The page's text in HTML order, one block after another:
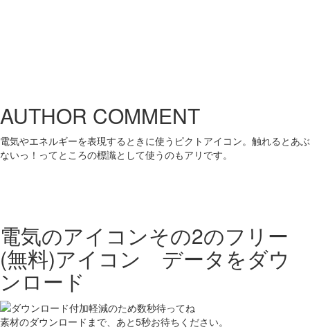
AUTHOR COMMENT
電気やエネルギーを表現するときに使うピクトアイコン。触れるとあぶ
ないっ！ってところの標識として使うのもアリです。
電気のアイコンその2のフリー
(無料)アイコン データをダウ
ンロード
素材のダウンロードまで、あと5秒お待ちください。